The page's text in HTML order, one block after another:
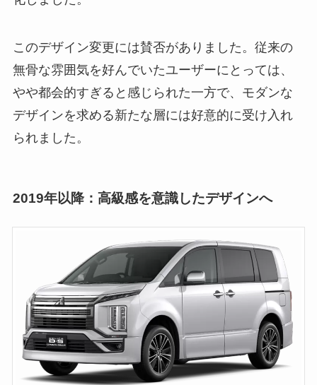
このデザイン変更には賛否がありました。従来の
無骨な雰囲気を好んでいたユーザーにとっては、
やや都会的すぎると感じられた一方で、モダンな
デザインを求める新たな層には好意的に受け入れ
られました。
2019年以降：高級感を意識したデザインへ